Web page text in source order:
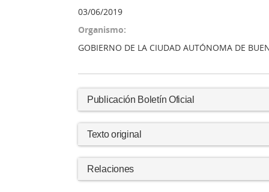
03/06/2019
Organismo:
GOBIERNO DE LA CIUDAD AUTÓNOMA DE
Publicación Boletín Oficial
Texto original
Relaciones